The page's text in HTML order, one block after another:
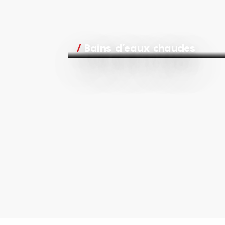
Bains d’eaux chaudes